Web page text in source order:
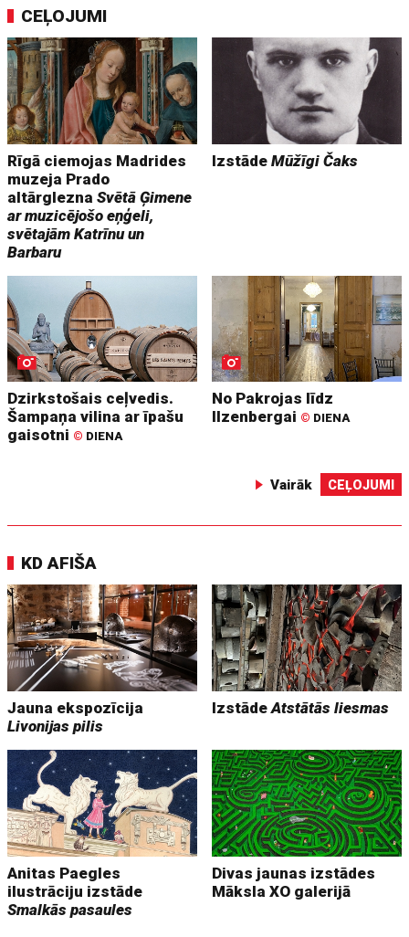
CEĻOJUMI
Rīgā ciemojas Madrides
muzeja Prado
altārgleznaSvētā Ģimene
ar muzicējošo eņģeli,
svētajām Katrīnu un
Barbaru
IzstādeMūžīgi Čaks
Dzirkstošais ceļvedis.
Šampaņa vilina ar īpašu
gaisotni © DIENA
No Pakrojas līdz
Ilzenbergai © DIENA
Vairāk CEĻOJUMI
KD AFIŠA
Jauna ekspozīcija
Livonijas pilis
IzstādeAtstātās liesmas
Anitas Paegles
ilustrāciju izstāde
Smalkās pasaules
Divas jaunas izstādes
Māksla XO galerijā